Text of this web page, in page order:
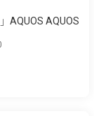
AQUOS AQUOS